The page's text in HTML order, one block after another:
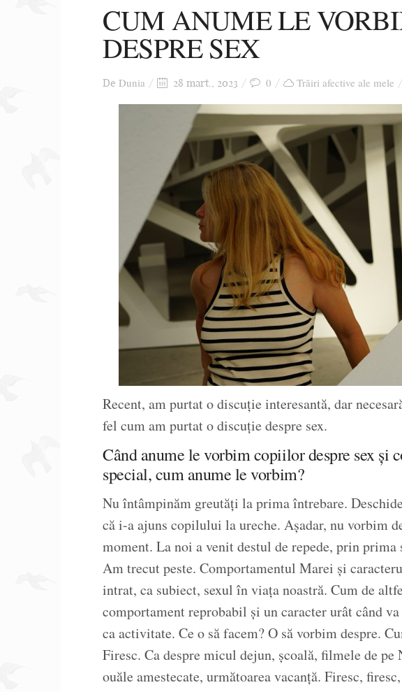
CUM ANUME LE
DESPRE SEX
De Dunia 28 mart., 2023 0 Trăiri afective ale mele
Recent, am purtat o discuție interesantă, dar
fel cum am purtat o discuție despre sex.
Când anume le vorbim copiilor despre sex și
special, cum anume le vorbim?
Nu întâmpinăm greutăți la prima întrebare.
că i-a ajuns copilului la ureche. Așadar, nu vorbim
moment. La noi a venit destul de repede, prin prima
Am trecut peste. Comportamentul Marei și
intrat, ca subiect, sexul în viața noastră. Cum de
comportament reprobabil și un caracter urât când
ca activitate. Ce o să facem? O să vorbim despre.
Firesc. Ca despre micul dejun, școală, filmele de
ouăle amestecate, următoarea vacanță. Firesc,